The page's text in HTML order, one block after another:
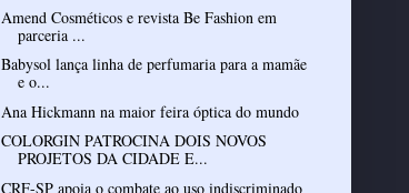
Amend Cosméticos e revista Be Fashion em
parceria ...
Babysol lança linha de perfumaria para a mamãe
e o...
Ana Hickmann na maior feira óptica do mundo
COLORGIN PATROCINA DOIS NOVOS
PROJETOS DA CIDADE E...
CRF-SP apoia o combate ao uso indiscriminado